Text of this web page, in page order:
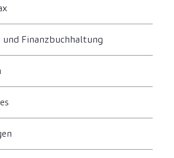
und Finanzbuchhaltung